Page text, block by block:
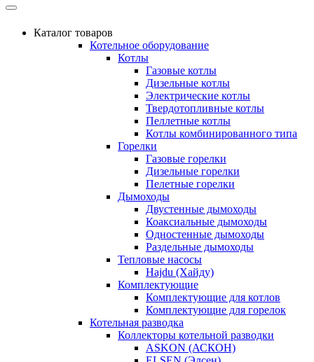
Каталог товаров
Котельное оборудование
Котлы
Газовые котлы
Дизельные котлы
Электрические котлы
Твердотопливные котлы
Пеллетные котлы
Котлы комбинированного типа
Горелки
Газовые горелки
Дизельные горелки
Пелетные горелки
Дымоходы
Двустенные дымоходы
Коаксиальные дымоходы
Одностенные дымоходы
Раздельные дымоходы
Тепловые насосы
Hajdu (Хайду)
Комплектующие
Комплектующие для котлов
Комплектующие для горелок
Котельная разводка
Коллекторы котельной разводки
ASKON (АСКОН)